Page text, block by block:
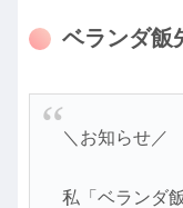
ベランダ飯
＼お知らせ／
私「ベランダ